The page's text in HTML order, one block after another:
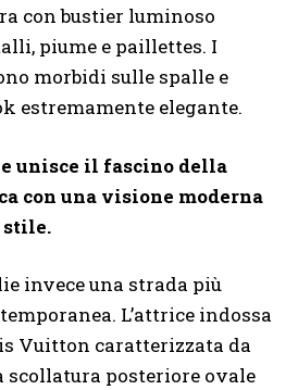
con bustier luminoso
piume e paillettes. I
morbidi sulle spalle e
estremamente elegante.
unisce il fascino della
con una visione moderna
stile.
invece una strada più
L’attrice indossa
Vuitton caratterizzata da
scollatura posteriore ovale